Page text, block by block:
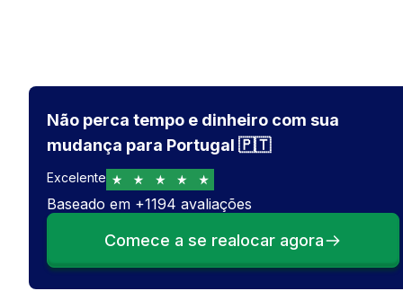
Não perca tempo e dinheiro com sua
mudança para Portugal 🇵🇹
Excelente
Baseado em +1194 avaliações
Comece a se realocar agora